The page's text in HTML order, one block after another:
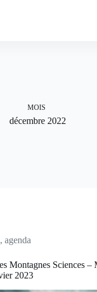
MOIS
décembre 2022
, agenda
Montagnes Sciences –
2023